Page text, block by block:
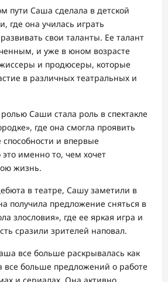
пути Саша сделала в детской
где она училась играть
свои таланты. Ее талант
и уже в юном возрасте
и продюсеры, которые
в различных театральных и
Саши стала роль в спектакле
где она смогла проявить
способности и впервые
это именно то, чем хочет
жизнь.
в театре, Сашу заметили в
получила предложение сняться в
злословия», где ее яркая игра и
сразили зрителей наповал.
все больше раскрывалась как
все больше предложений о работе